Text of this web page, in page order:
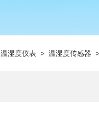
温湿度仪表 > 温湿度传感器